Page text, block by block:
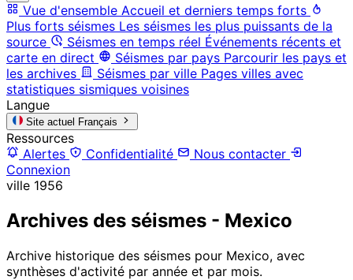
Vue d'ensemble Accueil et derniers temps forts
Plus forts séismes Les séismes les plus puissants de la
source
Séismes en temps réel Événements récents et
carte en direct
Séismes par pays Parcourir les pays et
les archives
Séismes par ville Pages villes avec
statistiques sismiques voisines
Langue
Site actuel Français
Ressources
Alertes
Confidentialité
Nous contacter
Connexion
ville 1956
Archives des séismes - Mexico
Archive historique des séismes pour Mexico, avec
synthèses d'activité par année et par mois.